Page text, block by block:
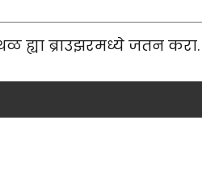
ह्या ब्राउझरमध्ये जतन करा.